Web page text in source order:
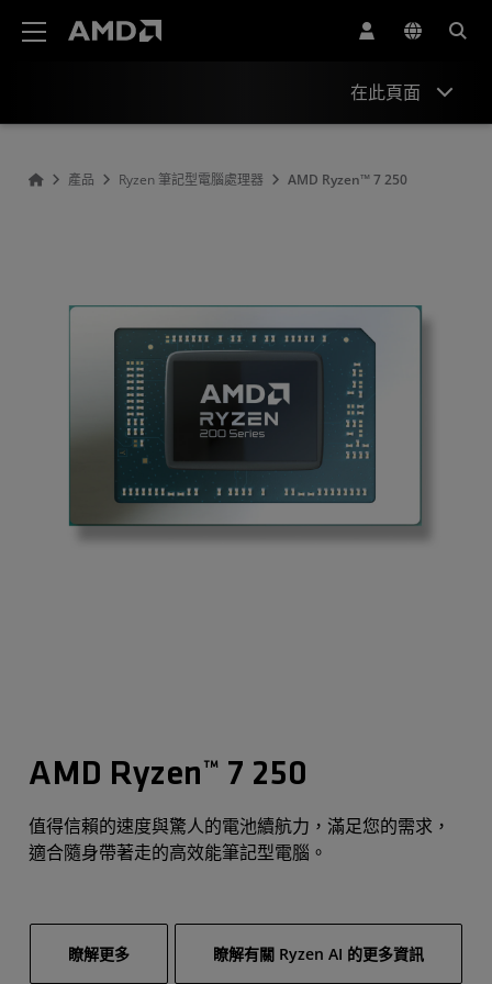
在此頁面
產品 Ryzen 筆記型電腦處理器 AMD Ryzen™ 7 250
AMD Ryzen™ 7 250
值得信賴的速度與驚人的電池續航力，滿足您的需求，
適合隨身帶著走的高效能筆記型電腦。
瞭解更多 瞭解有關 Ryzen AI 的更多資訊